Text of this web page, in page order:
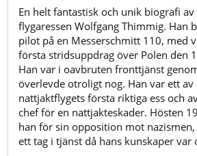
En helt fantastisk och unik biografi
flygaressen Wolfgang Thimmig. Han
pilot på en Messerschmitt 110, med
första stridsuppdrag över Polen den
Han var i oavbruten fronttjänst
överlevde otroligt nog. Han var ett av
nattjaktflygets första riktiga ess och
chef för en nattjakteskader. Hösten
han för sin opposition mot
ett tag i tjänst då hans kunskaper var